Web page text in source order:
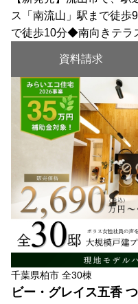
ス「南流山」駅まで徒
で徒歩10分◆南向きテラ
資料請求
千葉県柏市 全30棟
ビー・グレイス五香